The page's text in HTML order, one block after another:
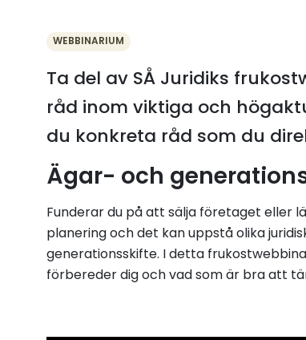
WEBBINARIUM
Ta del av SÅ Juridiks
råd inom viktiga och
du konkreta råd som du
Ägar- och
Funderar du på att sälja företaget eller
planering och det kan uppstå olika
generationsskifte. I detta
förbereder dig och vad som är bra att